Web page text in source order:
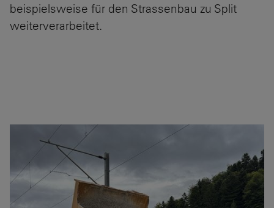
beispielsweise für den Strassenbau zu Split
weiterverarbeitet.